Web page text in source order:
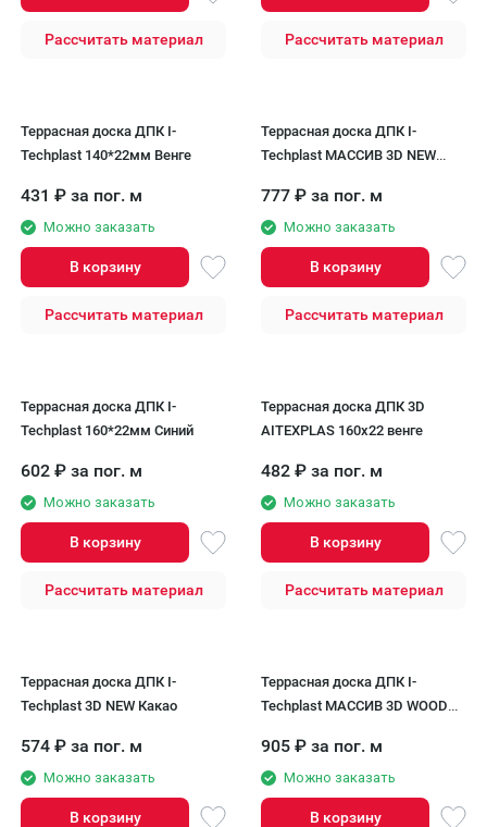
Рассчитать материал Рассчитать материал
Террасная доска ДПК I-
Techplast 140*22мм Венге
431 ₽ за пог. м
Можно заказать
В корзину
Рассчитать материал
Террасная доска ДПК I-
Techplast МАССИВ 3D NEW
777 ₽ за пог. м
Можно заказать
В корзину
Рассчитать материал
Террасная доска ДПК I-
Techplast 160*22мм Синий
602 ₽ за пог. м
Можно заказать
В корзину
Рассчитать материал
Террасная доска ДПК 3D
AITEXPLAS 160x22 венге
482 ₽ за пог. м
Можно заказать
В корзину
Рассчитать материал
Террасная доска ДПК I-
Techplast 3D NEW Какао
574 ₽ за пог. м
Можно заказать
В корзину
Террасная доска ДПК I-
Techplast МАССИВ 3D WOOD
905 ₽ за пог. м
Можно заказать
В корзину